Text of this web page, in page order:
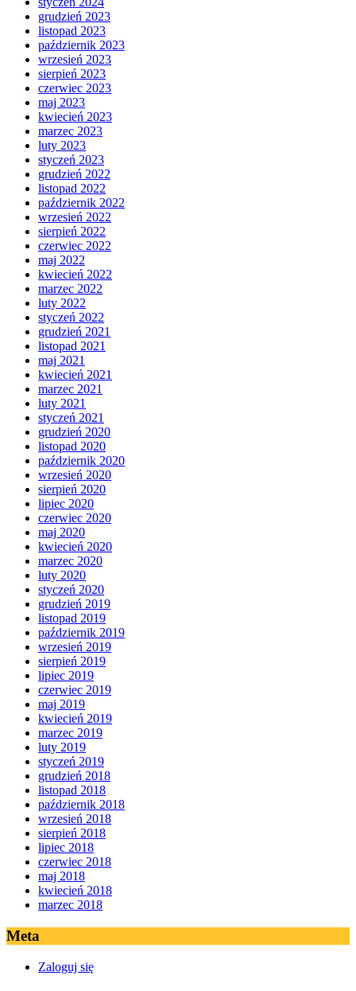
grudzień 2023
listopad 2023
październik 2023
wrzesień 2023
sierpień 2023
czerwiec 2023
maj 2023
kwiecień 2023
marzec 2023
luty 2023
styczeń 2023
grudzień 2022
listopad 2022
październik 2022
wrzesień 2022
sierpień 2022
czerwiec 2022
maj 2022
kwiecień 2022
marzec 2022
luty 2022
styczeń 2022
grudzień 2021
listopad 2021
maj 2021
kwiecień 2021
marzec 2021
luty 2021
styczeń 2021
grudzień 2020
listopad 2020
październik 2020
wrzesień 2020
sierpień 2020
lipiec 2020
czerwiec 2020
maj 2020
kwiecień 2020
marzec 2020
luty 2020
styczeń 2020
grudzień 2019
listopad 2019
październik 2019
wrzesień 2019
sierpień 2019
lipiec 2019
czerwiec 2019
maj 2019
kwiecień 2019
marzec 2019
luty 2019
styczeń 2019
grudzień 2018
listopad 2018
październik 2018
wrzesień 2018
sierpień 2018
lipiec 2018
czerwiec 2018
maj 2018
kwiecień 2018
marzec 2018
Meta
Zaloguj się